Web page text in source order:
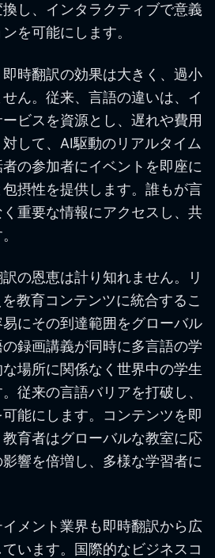
し、インタラクティブで意義
を可能にします。
時翻訳の効果は大きく、過小
ん。従来、言語の違いは、イ
ビスを資源とし、遅れや費用
して、AI駆動のリアルタイム
の参加者にイベントを即座に
摂性を提供します。誰もが言
重要な情報にアクセスし、共
の恩恵は計り知れません。リ
教育コンテンツに統合するこ
にその到達範囲をグローバル
録画講義が同時に多言語の学
場所に関係なく世界中の学生
従来の言語バリアを打破し、
能にします。コンテンツを即
育者はグローバルな教室に応
響を倍増し、多様な学習者に
メント業界も即時翻訳から広
います。国際的なビジネスコ